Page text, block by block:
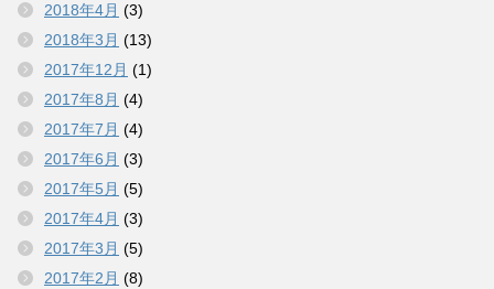
2018年4月 (3)
2018年3月 (13)
2017年12月 (1)
2017年8月 (4)
2017年7月 (4)
2017年6月 (3)
2017年5月 (5)
2017年4月 (3)
2017年3月 (5)
2017年2月 (8)